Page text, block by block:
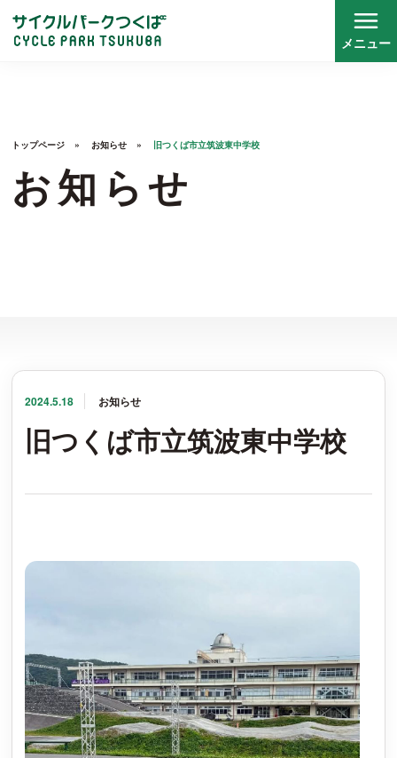
スクール
お知らせ
カレンダー
メニュー
トップページ お知らせ 旧つくば市立筑波東中学校
お知らせ
2024.5.18 お知らせ
旧つくば市立筑波東中学校